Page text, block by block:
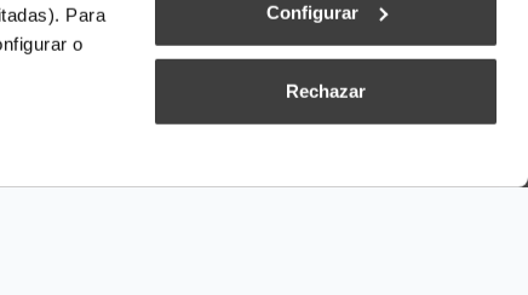
Para
o
Configurar
Rechazar
generales de venta y entrega|Condiciones generales de los